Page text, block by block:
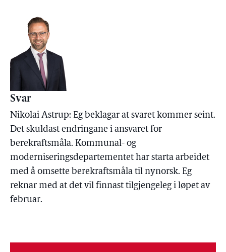
Svar
Nikolai Astrup: Eg beklagar at svaret kommer seint.
Det skuldast endringane i ansvaret for
berekraftsmåla. Kommunal- og
moderniseringsdepartementet har starta arbeidet
med å omsette berekraftsmåla til nynorsk. Eg
reknar med at det vil finnast tilgjengeleg i løpet av
februar.